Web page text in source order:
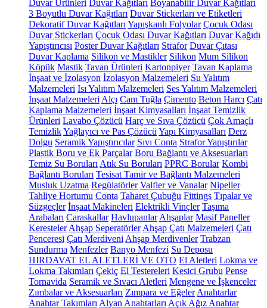
Duvar Ürünleri Duvar Kağıtları Boyanabilir Duvar Kağıtları
3 Boyutlu Duvar Kağıtları Duvar Stickerları ve Etiketleri
Dekoratif Duvar Kağıtları Yapışkanlı Folyolar Çocuk Odası
Duvar Stickerları Çocuk Odası Duvar Kağıtları Duvar Kağıdı
Yapıştırıcısı Poster Duvar Kağıtları Strafor Duvar Çıtası
Duvar Kaplama Silikon ve Mastikler Silikon Mum Silikon
Köpük Mastik Tavan Ürünleri Kartonpiyer Tavan Kaplama
İnşaat ve İzolasyon İzolasyon Malzemeleri Su Yalıtım
Malzemeleri Isı Yalıtım Malzemeleri Ses Yalıtım Malzemeleri
İnşaat Malzemeleri Alçı Cam Tuğla Çimento Beton Harcı Çatı
Kaplama Malzemeleri İnşaat Kimyasalları İnşaat Temizlik
Ürünleri Lavabo Çözücü Harç ve Sıva Çözücü Çok Amaçlı
TemizlikYağlayıcı ve Pas Çözücü Yapı Kimyasalları Derz
Dolgu Seramik Yapıştırıcılar Sıvı Conta Strafor Yapıştırılar
Plastik Boru ve Ek Parçalar Boru Bağlantı ve Aksesuarları
Temiz Su Boruları Atık Su Boruları PPRC Borular Kombi
Bağlantı Boruları Tesisat Tamir ve Bağlantı Malzemeleri
Musluk Uzatma Regülatörler Valfler ve Vanalar Nipeller
Tahliye Hortumu Conta Taharet Çubuğu Fittings Tıpalar ve
Süzgeçler İnşaat Makineleri Elektrikli Vinçler Taşıma
Arabaları Caraskallar Havlupanlar Ahşaplar Masif Paneller
Keresteler Ahşap Seperatörler Ahşap Çatı Malzemeleri Çatı
Penceresi Çatı Merdiveni Ahşap Merdivenler Trabzan
Sundurma Menfezler Banyo Menfezi Su Deposu
HIRDAVAT EL ALETLERİ VE OTO El Aletleri Lokma ve
Lokma Takımları Çekiç El Testereleri Kesici Grubu Pense
Tornavida Seramik ve Sıvacı Aletleri Mengene ve İşkenceler
Zımbalar ve Aksesuarları Zımpara ve Eğeler Anahtarlar
Anahtar Takımları Alyan Anahtarları Açık Ağız Anahtar